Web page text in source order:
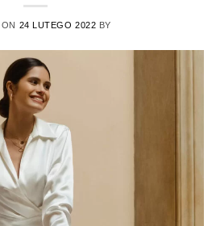
24 LUTEGO 2022 BY